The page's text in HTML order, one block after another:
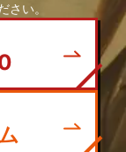
さい。